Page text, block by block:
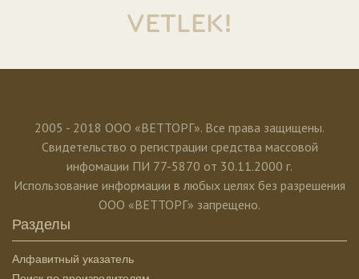
VETLEK!
2005 - 2018 ООО «ВЕТТОРГ». Все права защищены.
Свидетельство о регистрации средства массовой
инфомации ПИ 77-5870 от 30.11.2000 г.
Использование информации в любых целях без разрешения
ООО «ВЕТТОРГ» запрещено.
Разделы
Алфавитный указатель